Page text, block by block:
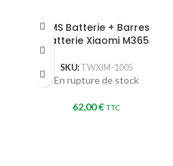
BMS Batterie + Barres
Batterie Xiaomi M365
SKU: TWXIM-1005
En rupture de stock
62,00€ TTC